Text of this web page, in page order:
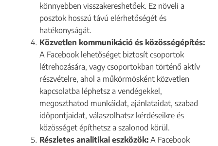
könnyebben visszakereshetőek. Ez növeli a
posztok hosszú távú elérhetőségét és
hatékonyságát.
Közvetlen kommunikáció és közösségépítés:
A Facebook lehetőséget biztosít csoportok
létrehozására, vagy csoportokban történő aktív
részvételre, ahol a műkörmösként közvetlen
kapcsolatba léphetsz a vendégekkel,
megoszthatod munkáidat, ajánlataidat, szabad
időpontjaidat, válaszolhatsz kérdéseikre és
közösséget építhetsz a szalonod körül.
Részletes analitikai eszközök: A Facebook